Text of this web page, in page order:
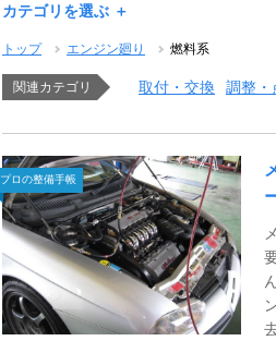
カテゴリを選ぶ ＋
トップ エンジン廻り 燃料系
関連カテゴリ 取付・交換 調整・
プロの整備手帳